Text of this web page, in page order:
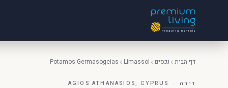
דף הבית נכסים Limassol
Potamos Germasogeias
דירה · AGIOS ATHANASIOS, CYPRUS